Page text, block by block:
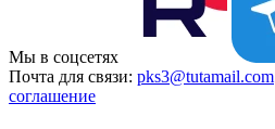
Мы в соцсетях
Почта для связи: pks3@tutamail.com
соглашение